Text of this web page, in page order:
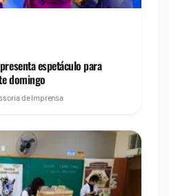
espetáculo para
domingo
de Imprensa